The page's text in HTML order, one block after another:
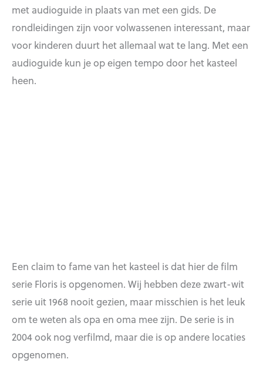
met audioguide in plaats van met een gids. De
rondleidingen zijn voor volwassenen interessant, maar
voor kinderen duurt het allemaal wat te lang. Met een
audioguide kun je op eigen tempo door het kasteel
heen.
Een claim to fame van het kasteel is dat hier de film
serie Floris is opgenomen. Wij hebben deze zwart-wit
serie uit 1968 nooit gezien, maar misschien is het leuk
om te weten als opa en oma mee zijn. De serie is in
2004 ook nog verfilmd, maar die is op andere locaties
opgenomen.